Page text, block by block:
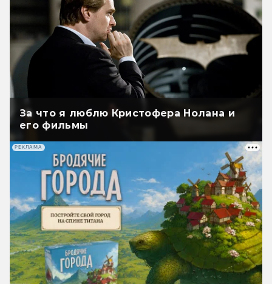
За что я люблю Кристофера Нолана и
его фильмы
РЕКЛАМА